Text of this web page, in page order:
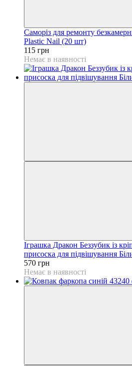
Саморіз для ремонту
Plastic Nail (20 шт)
115 грн
Немає в наявності
Іграшка Дракон Беззубик із
присоска для підвішування
570 грн
Немає в наявності